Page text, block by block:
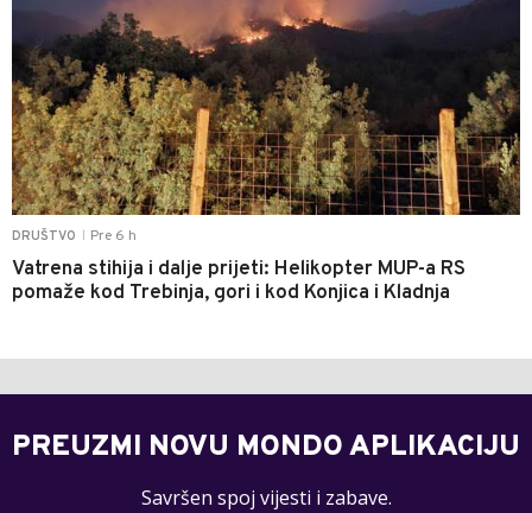
DRUŠTVO Pre 6 h
Vatrena stihija i dalje prijeti: Helikopter MUP-a RS
pomaže kod Trebinja, gori i kod Konjica i Kladnja
PREUZMI NOVU MONDO APLIKACIJU
Savršen spoj vijesti i zabave.